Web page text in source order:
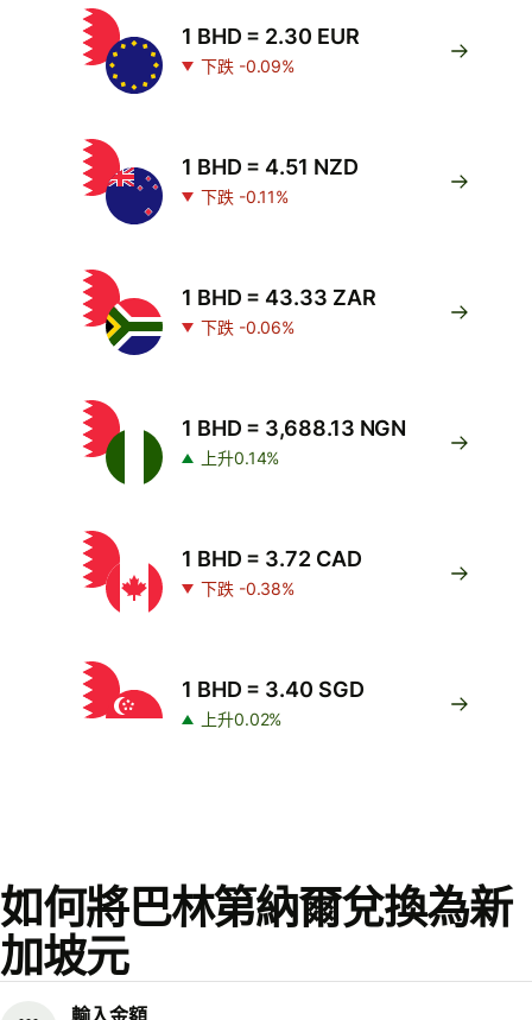
1 BHD = 2.30 EUR
下跌 -0.09%
1 BHD = 4.51 NZD
下跌 -0.11%
1 BHD = 43.33 ZAR
下跌 -0.06%
1 BHD = 3,688.13 NGN
上升0.14%
1 BHD = 3.72 CAD
下跌 -0.38%
1 BHD = 3.40 SGD
上升0.02%
如何將巴林第納爾兌換為新
加坡元